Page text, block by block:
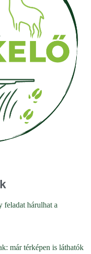
feladat hárulhat a
már térképen is láthatók